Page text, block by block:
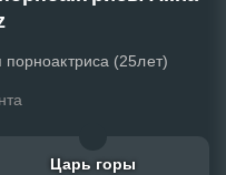
(25лет)
Царь горы